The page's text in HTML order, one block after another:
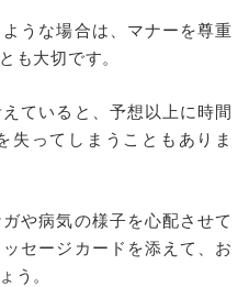
うな場合は、マナーを尊重
も大切です。
ていると、予想以上に時間
失ってしまうこともありま
や病気の様子を心配させて
セージカードを添えて、お
う。